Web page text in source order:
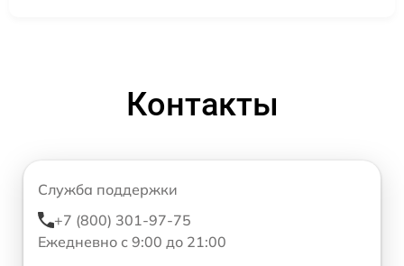
Контакты
Служба поддержки
+7 (800) 301-97-75
Ежедневно с 9:00 до 21:00